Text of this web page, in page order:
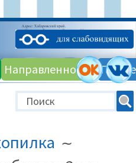
Направленности